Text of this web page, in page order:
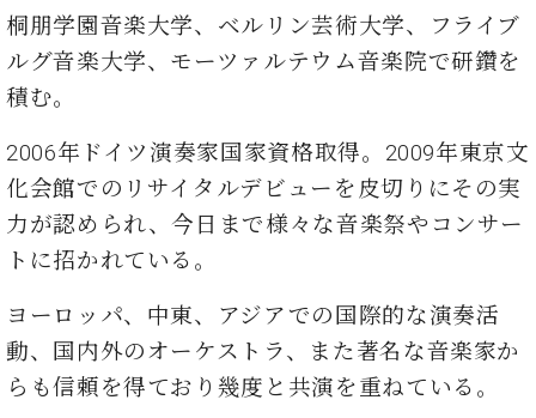
ア
ー
テ
カ
ス
タ
マ
ー
サ
ビ
ス
調
桐朋学園音楽⼤学、ベルリン芸術大学、フライブ
ルグ音楽大学、モーツァルテウム音楽院で研鑽を
積む。
2006年ドイツ演奏家国家資格取得。2009年東京文
化会館でのリサイタルデビューを皮切りにその実
力が認められ、今日まで様々な音楽祭やコンサー
トに招かれている。
ヨーロッパ、中東、アジアでの国際的な演奏活
動、国内外のオーケストラ、また著名な音楽家か
らも信頼を得ており幾度と共演を重ねている。